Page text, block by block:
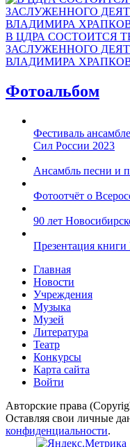
В ЦДРА СОСТОИТСЯ
ЗАСЛУЖЕННОГО
ВЛАДИМИРА
Фотоальбом
Фестиваль
Сил России 2023
Ансамбль песни и
Фотоотчёт о
90 лет
Презентация
Главная
Новости
Учреждения
Музыка
Музей
Литература
Театр
Конкурсы
Карта сайта
Войти
Авторские права
Оставляя свои личные
конфиденциальности.